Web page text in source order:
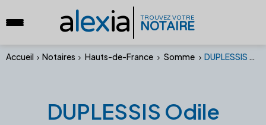
alexia TROUVEZ VOTRE
NOTAIRE
Accueil Notaires Hauts-de-France Somme DUPLESSIS Odile
DUPLESSIS Odile